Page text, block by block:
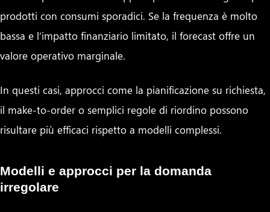
prodotti con consumi sporadici. Se la frequenza è molto
bassa e l’impatto finanziario limitato, il forecast offre un
valore operativo marginale.
In questi casi, approcci come la pianificazione su richiesta,
il make-to-order o semplici regole di riordino possono
risultare più efficaci rispetto a modelli complessi.
Modelli e approcci per la domanda
irregolare